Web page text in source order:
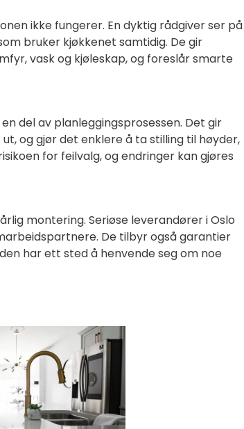
ikke fungerer. En dyktig rådgiver ser på
bruker kjøkkenet samtidig. De gir
vask og kjøleskap, og foreslår smarte
del av planleggingsprosessen. Det gir
og gjør det enklere å ta stilling til høyder,
for feilvalg, og endringer kan gjøres
montering. Seriøse leverandører i Oslo
De tilbyr også garantier
har ett sted å henvende seg om noe